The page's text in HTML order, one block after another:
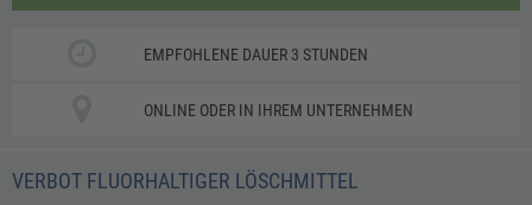
EMPFOHLENE DAUER 3 STUNDEN
ONLINE ODER IN IHREM UNTERNEHMEN
VERBOT FLUORHALTIGER LÖSCHMITTEL